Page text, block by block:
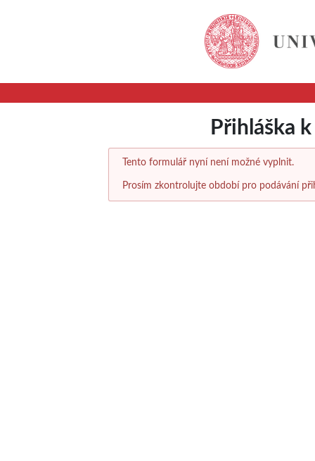
Přihláška
Tento formulář nyní není možné vyplnit.
Prosím zkontrolujte období pro podávání